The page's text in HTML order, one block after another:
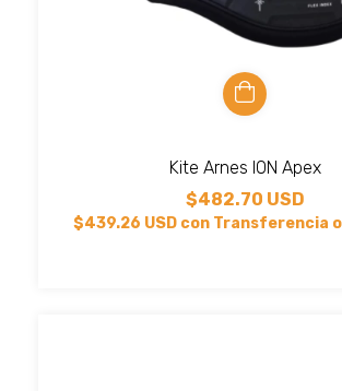
Kite Arnes ION Apex
$482.70 USD
$439.26 USD con Transferencia